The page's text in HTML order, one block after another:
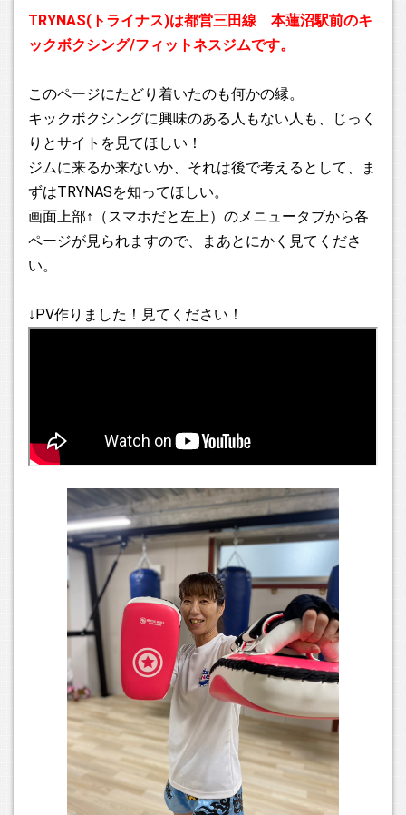
改めて告知いたします。
定員に達していたため、新規募集を停止していましたキッズ
クラスですが、若干名を募集いたします。ご興味のある方は
数のみの募集となりますので、早期に締め切った際などはご
了承ください。
2026.05.25
２０２６年６月でTRYNASは3周年！ということで！ 6月～７
月中にご入会いただいた方は会費が２ヶ月間無料となるキャ
ろ、入会金の5,500円のみとなりましてたいへんお得でござい
パーソナルトレーニング始めます！ ということでパーソナル
トレーニングタイムを4月から開始いたします。パーソナルト
せていただいているTRYNASですが、さらにきっちり相手し
てほしいぜ！他に人がいるの苦手だし！という方はぜひご利
用ください！詳しくは各クラスの紹介ページをご覧くださ
2025.11.10
12月度の営業日カレンダーをアップしました。年末は29(月)
～2026年１月４日(日)まで休業いたします。また都合によ
り、１２/3(水)は17時まで、１２/13(土)は１７時までの営業
となります。申し訳ありませんがご了承ください。
2025.11.10
11/24(月・振替休日)は通常と異なるタイムスケジュールで営
業いたします。詳細は営業日カレンダーのページに記載しま
したのでご参照ください。
TRYNAS(トライナス)は都営三田線 本蓮沼駅前のキ
ックボクシング/フィットネスジムです。
このページにたどり着いたのも何かの縁。
キックボクシングに興味のある人もない人も、じっく
りとサイトを見てほしい！
ジムに来るか来ないか、それは後で考えるとして、ま
ずはTRYNASを知ってほしい。
画面上部↑（スマホだと左上）のメニュータブから各
ページが見られますので、まあとにかく見てくださ
い。
↓PV作りました！見てください！